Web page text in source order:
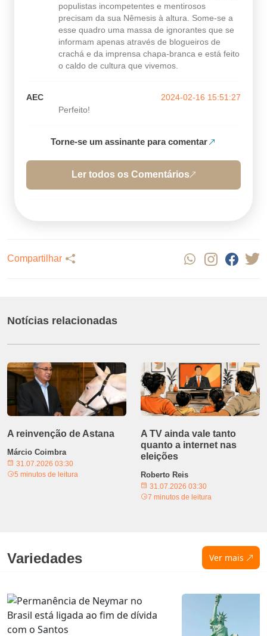
populistas incompetentes e mentirosos
precisam da sua Nêmesis à altura. Some-se a
esse quadro uma massa de ignorantes que se
informam apenas através de blogueiros de
crachá e da imprensa chapa-branca e está feito
o caldo de cultura que vivemos.
AEC
2024-02-16 15:51:27
Perfeito!
Torne-se um assinante para comentar
Ler todos os Comentários
Compartilhar
Notícias relacionadas
A reinvenção de Astana
Márcio Coimbra
31.07.2026 03:30
5 minutos de leitura
A TV ainda vale tanto
quanto a internet nas
eleições
Roberto Reis
31.07.2026 03:30
7 minutos de leitura
Variedades Ver mais